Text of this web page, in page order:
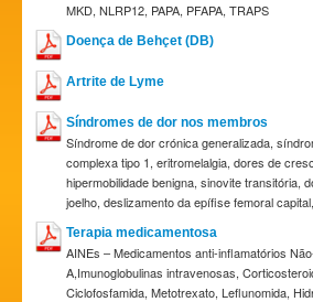
MKD, NLRP12, PAPA, PFAPA, TRAPS
Doença de Behçet (DB)
Artrite de Lyme
Síndromes de dor nos membros
Síndrome de dor crónica generalizada,
complexa tipo 1, eritromelalgia, dores de
hipermobilidade benigna, sinovite transitória,
joelho, deslizamento da epífise femoral
Terapia medicamentosa
AINEs – Medicamentos anti-inflamatórios
A,Imunoglobulinas intravenosas,
Ciclofosfamida, Metotrexato, Leflunomida,